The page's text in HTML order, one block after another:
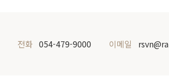
전화 054-479-9000 이메일